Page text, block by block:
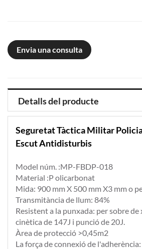
Envia una consulta
Detalls del producte
Seguretat Tàctica Militar
Escut Antidisturbis
Model núm. :MP-FBDP-018
Material :P olicarbonat
Mida: 900 mm X 500 mm X3 mm o
Transmitància de llum: 84%
Resistent a la punxada: per sobre de
cinètica de 147J i punció de 20J.
Àrea de protecció >0,45m2
La força de connexió de